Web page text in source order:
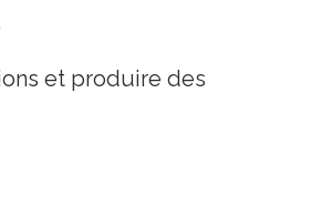
et produire des